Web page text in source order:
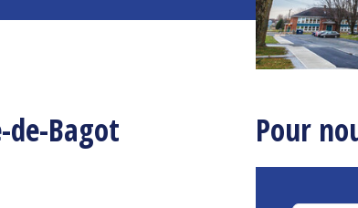
Pour
Bagot